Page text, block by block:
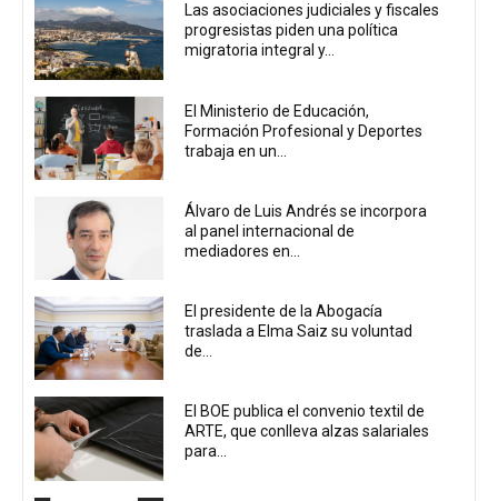
Las asociaciones judiciales y fiscales
progresistas piden una política
migratoria integral y...
El Ministerio de Educación,
Formación Profesional y Deportes
trabaja en un...
Álvaro de Luis Andrés se incorpora
al panel internacional de
mediadores en...
El presidente de la Abogacía
traslada a Elma Saiz su voluntad
de...
El BOE publica el convenio textil de
ARTE, que conlleva alzas salariales
para...